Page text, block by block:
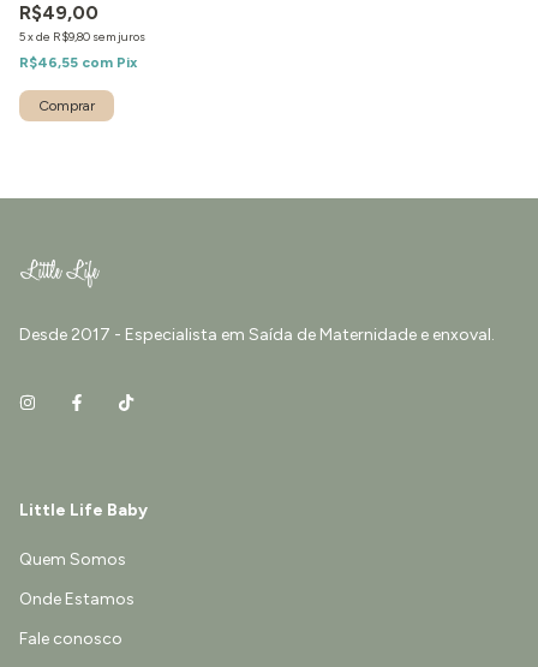
R$49,00
5xde R$9,80 sem juros
R$46,55 com Pix
Desde 2017 - Especialista em Saída de Maternidade e enxoval.
Little Life Baby
Quem Somos
Onde Estamos
Fale conosco